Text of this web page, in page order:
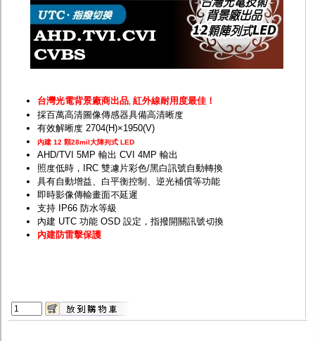
集線盒.防水盒.配線盒
變壓器.避雷器
轉接頭
行車紀錄器.車用插座配件
台灣光電背景廠商出品 紅外線耐用度最佳！
採百萬高清圖像傳感器具備高清晰度
有效解晰度 2704(H)×1950(V)
內建 12 顆28mil大陣列式 LED
AHD/TVI 5MP 輸出 CVI 4MP 輸出
照度低時，IRC 雙濾片彩色/黑白訊號自動轉換
具有自動增益、白平衡控制、逆光補償等功能
即時影像傳輸畫面不延遲
支持 IP66 防水等級
內建 UTC 功能 OSD 設定，指撥開關訊號切換
內建防雷擊保護